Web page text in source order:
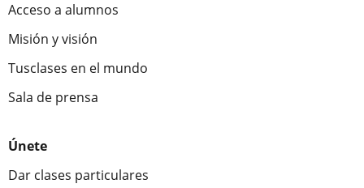
Acceso a alumnos
Misión y visión
Tusclases en el mundo
Sala de prensa
Únete
Dar clases particulares